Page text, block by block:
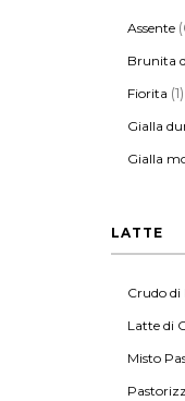
Assente
Brunita
Fiorita (1)
Gialla
Gialla
LATTE
Crudo di
Latte di
Misto